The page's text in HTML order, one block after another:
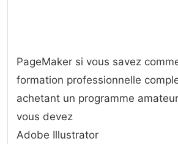
PageMaker si vous savez
formation professionnelle
achetant un programme
vous devez
Adobe Illustrator